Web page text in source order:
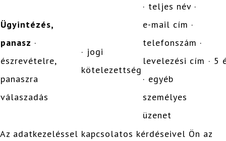
Ügyintézés,
panasz ·
észrevételre,
panaszra
válaszadás
· jogi
kötelezettség
· teljes név ·
e-mail cím ·
telefonszám ·
levelezési cím
· egyéb
személyes
üzenet
· 5
Az adatkezeléssel kapcsolatos kérdéseivel Ön az